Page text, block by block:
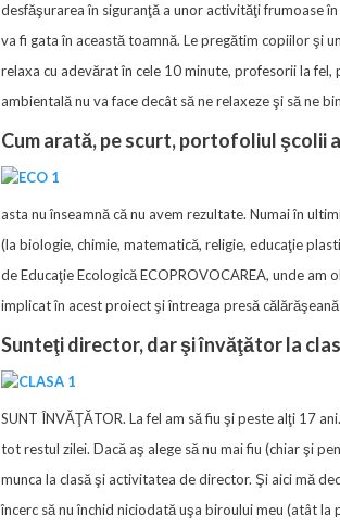
desfăşurarea în siguranţă a unor activităţi frumoase
va fi gata în această toamnă. Le pregătim copiilor şi
relaxa cu adevărat în cele 10 minute, profesorii la
ambientală nu va face decât să ne relaxeze şi să ne
Cum arată, pe scurt, portofoliul şcolii
asta nu înseamnă că nu avem rezultate. Numai în
(la biologie, chimie, matematică, religie, educaţie
de Educaţie Ecologică ECOPROVOCAREA, unde
implicat în acest proiect şi întreaga presă
Sunteţi director, dar şi învăţător la
SUNT ÎNVĂŢĂTOR. La fel am să fiu şi peste alţi 17
tot restul zilei. Dacă aş alege să nu mai fiu (chiar şi
munca la clasă şi activitatea de director. Şi aici mă
încerc să nu închid niciodată uşa biroului meu (atât la